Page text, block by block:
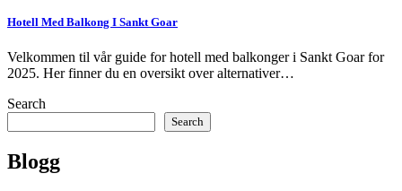
Hotell Med Balkong I Sankt Goar
Velkommen til vår guide for hotell med balkonger i Sankt Goar for
2025. Her finner du en oversikt over alternativer…
Search
Search
Blogg